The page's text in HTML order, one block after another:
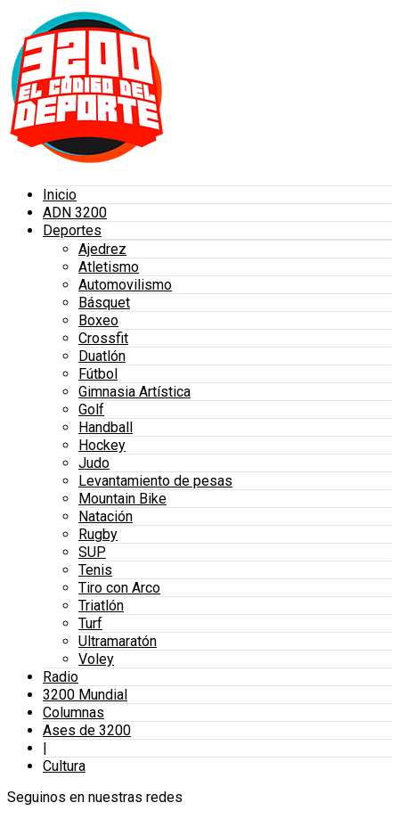
Inicio
ADN 3200
Deportes
Ajedrez
Atletismo
Automovilismo
Básquet
Boxeo
Crossfit
Duatlón
Fútbol
Gimnasia Artística
Golf
Handball
Hockey
Judo
Levantamiento de pesas
Mountain Bike
Natación
Rugby
SUP
Tenis
Tiro con Arco
Triatlón
Turf
Ultramaratón
Voley
Radio
3200 Mundial
Columnas
Ases de 3200
|
Cultura
Seguinos en nuestras redes